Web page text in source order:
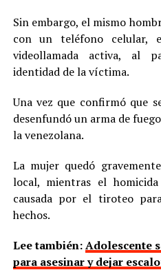
Sin embargo, el mismo
con un teléfono celular,
videollamada activa, al
identidad de la víctima.
Una vez que confirmó que
desenfundó un arma de
la venezolana.
La mujer quedó
local, mientras el
causada por el tiroteo
hechos.
Lee también:Adolescente
para asesinar y dejar